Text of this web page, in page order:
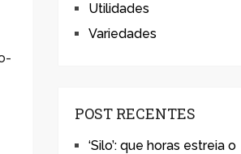
Utilidades
Variedades
POST RECENTES
‘Silo’: que horas estreia o